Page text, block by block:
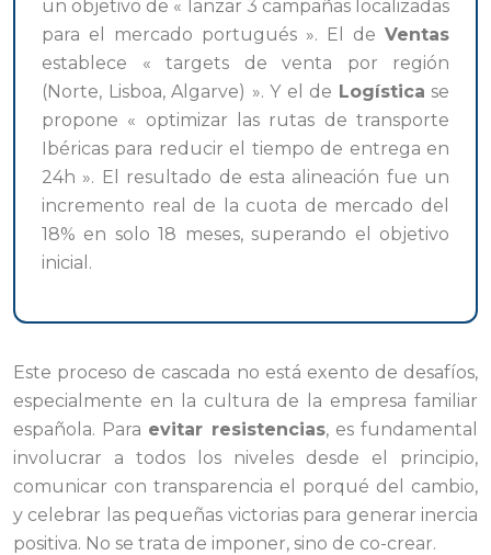
un objetivo de « lanzar 3 campañas localizadas
para el mercado portugués ». El de Ventas
establece « targets de venta por región
(Norte, Lisboa, Algarve) ». Y el de Logística se
propone « optimizar las rutas de transporte
Ibéricas para reducir el tiempo de entrega en
24h ». El resultado de esta alineación fue un
incremento real de la cuota de mercado del
18% en solo 18 meses, superando el objetivo
inicial.
Este proceso de cascada no está exento de desafíos,
especialmente en la cultura de la empresa familiar
española. Para evitar resistencias, es fundamental
involucrar a todos los niveles desde el principio,
comunicar con transparencia el porqué del cambio,
y celebrar las pequeñas victorias para generar inercia
positiva. No se trata de imponer, sino de co-crear.